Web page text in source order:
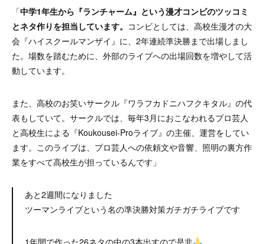
「中学1年生から『ランチャーム』という漫才コンビのツッコミ
とネタ作りを担当しています。 コンビとしては、 高校生漫才の大
会『ハイスクールマンザイ』に、2年連続準決勝まで出場しまし
た。場数を踏むために、外部のライブへの出場回数を増やして活
動しています。
また、高校のお笑いサークル『ワラフカドニハフクキタル』の代
表もしていて。 サークルでは、毎年3月におこなわれるプロ芸人
と高校生による『Koukousei-Proライブ』の主催、運営をしてい
ます。このライブは、プロ芸人への依頼文や音響、照明の裏方作
業をすべて高校生が担っているんです」
あと2週間になりました
ツーマンライブという名の準決勝対策ガチガチライブです
1年間で作った26ネタの中の3本出すので是非